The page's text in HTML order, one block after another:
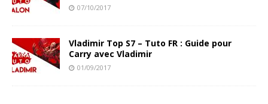
07/10/2017
Vladimir Top S7 – Tuto FR : Guide pour
Carry avec Vladimir
01/09/2017